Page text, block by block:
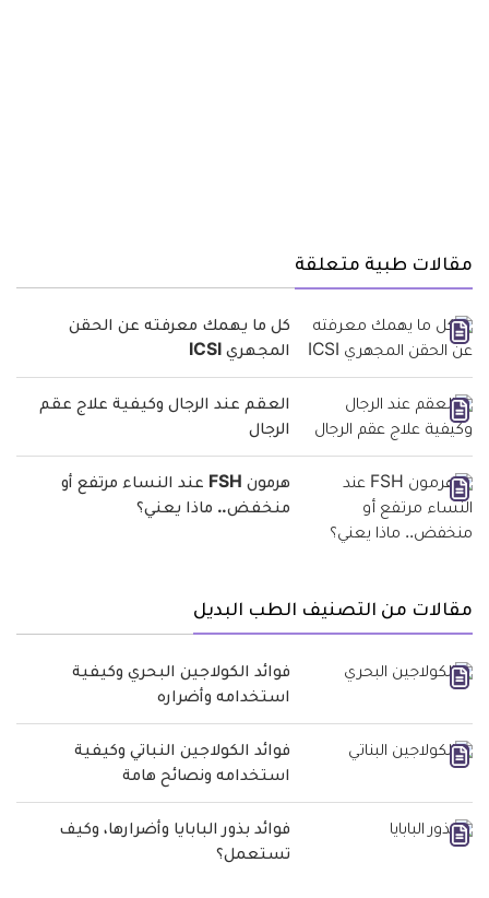
مقالات طبية متعلقة
كل ما يهمك معرفته عن الحقن
المجهري ICSI
العقم عند الرجال وكيفية علاج عقم
الرجال
هرمون FSH عند النساء مرتفع أو
منخفض.. ماذا يعني؟
مقالات من التصنيف الطب البديل
فوائد الكولاجين البحري وكيفية
استخدامه وأضراره
فوائد الكولاجين النباتي وكيفية
استخدامه ونصائح هامة
فوائد بذور البابايا وأضرارها، وكيف
تستعمل؟